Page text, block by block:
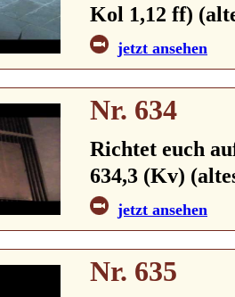
Kol 1,12 ff)
jetzt ansehen
Nr. 634
Richtet euch
634,3 (Kv)
jetzt ansehen
Nr. 635